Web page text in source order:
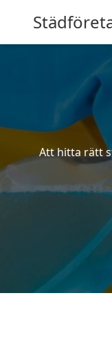
Att hitta rätt